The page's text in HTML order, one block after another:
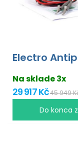
Electro
Na sklade 3x
29 917 Kč45 949
Do konca